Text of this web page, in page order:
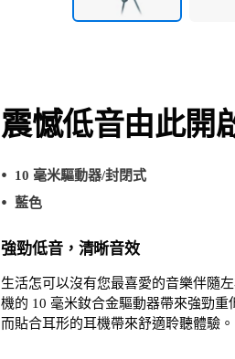
震憾低音由此開
10 毫米驅動器/封閉式
藍色
強勁低音，清晰音效
生活怎可以沒有您最喜愛的音樂伴隨
機的 10 毫米釹合金驅動器帶來強勁重
而貼合耳形的耳機帶來舒適聆聽體驗。